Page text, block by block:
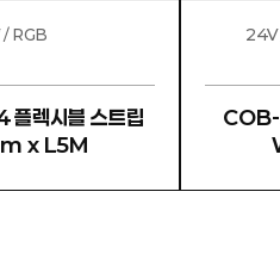
RGB
렉시블 스트립
x L5M
COB-